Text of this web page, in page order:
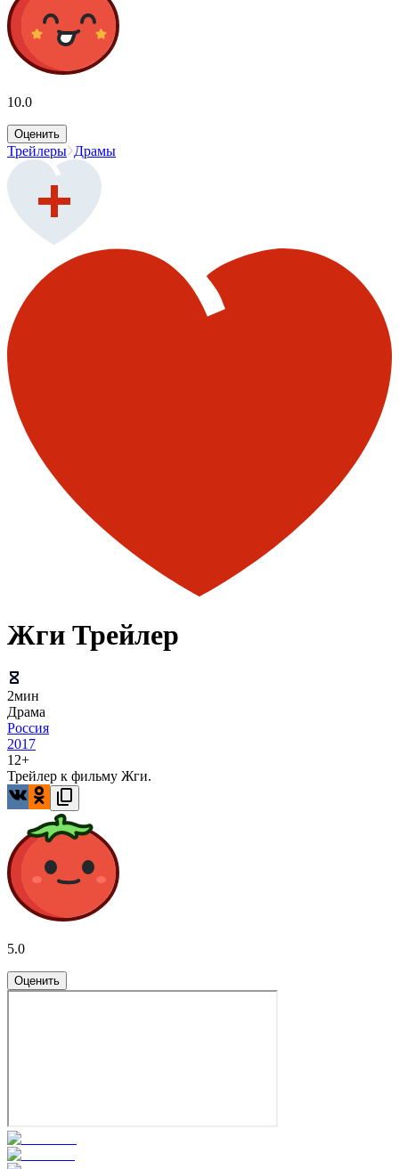
10.0
Оценить
Трейлеры Драмы
Жги Трейлер
2мин
Драма
Россия
2017
12+
Трейлер к фильму Жги.
5.0
Оценить